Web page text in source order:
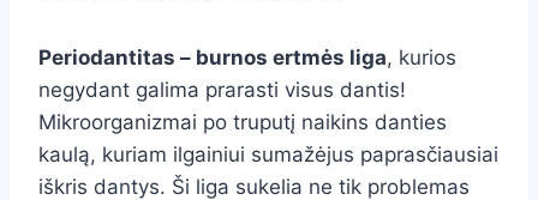
Periodantitas – burnos ertmės liga, kurios
negydant galima prarasti visus dantis!
Mikroorganizmai po truputį naikins danties
kaulą, kuriam ilgainiui sumažėjus paprasčiausiai
iškris dantys. Ši liga sukelia ne tik problemas